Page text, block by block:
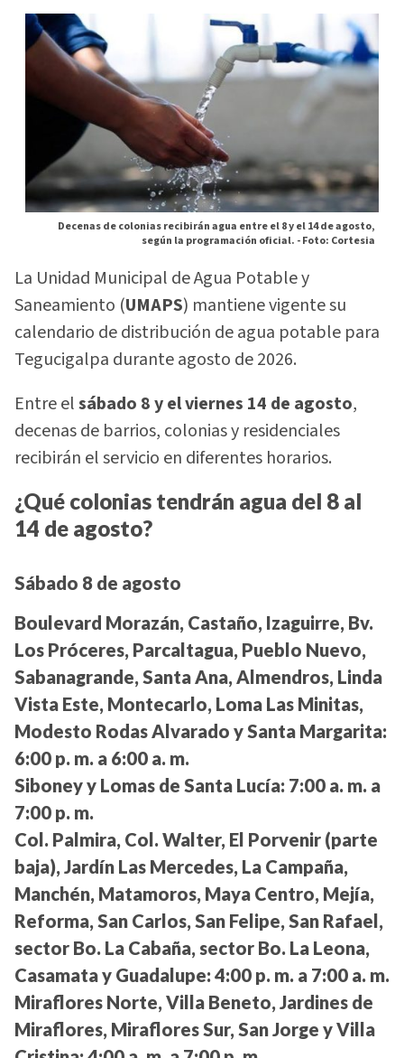
Decenas de colonias recibirán agua entre el 8 y el 14 de agosto,
según la programación oficial. -Foto: Cortesia
La Unidad Municipal de Agua Potable y
Saneamiento (UMAPS) mantiene vigente su
calendario de distribución de agua potable para
Tegucigalpa durante agosto de 2026.
Entre elsábado 8 y el viernes 14 de agosto,
decenas de barrios, colonias y residenciales
recibirán el servicio en diferentes horarios.
¿Qué colonias tendrán agua del 8 al
14 de agosto?
Sábado 8 de agosto
Boulevard Morazán, Castaño, Izaguirre, Bv.
Los Próceres, Parcaltagua, Pueblo Nuevo,
Sabanagrande, Santa Ana, Almendros, Linda
Vista Este, Montecarlo, Loma Las Minitas,
Modesto Rodas Alvarado y Santa Margarita:
6:00 p. m. a 6:00 a. m.
Siboney y Lomas de Santa Lucía: 7:00 a. m. a
7:00 p. m.
Col. Palmira, Col. Walter, El Porvenir (parte
baja), Jardín Las Mercedes, La Campaña,
Manchén, Matamoros, Maya Centro, Mejía,
Reforma, San Carlos, San Felipe, San Rafael,
sector Bo. La Cabaña, sector Bo. La Leona,
Casamata y Guadalupe: 4:00 p. m. a 7:00 a. m.
Miraflores Norte, Villa Beneto, Jardines de
Miraflores, Miraflores Sur, San Jorge y Villa